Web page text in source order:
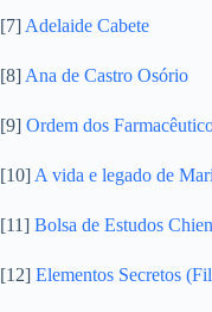
[7] Adelaide Cabete
[8] Ana de Castro Osório
[9] Ordem dos
[10] A vida e legado de
[11] Bolsa de Estudos
[12] Elementos Secretos